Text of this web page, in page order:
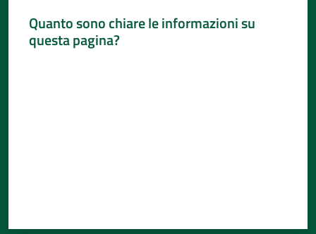
Quanto sono chiare le informazioni su
questa pagina?